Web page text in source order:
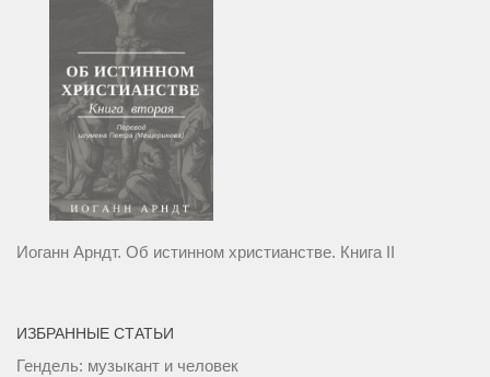
Иоганн Арндт. Об истинном христианстве. Книга II
ИЗБРАННЫЕ СТАТЬИ
Гендель: музыкант и человек